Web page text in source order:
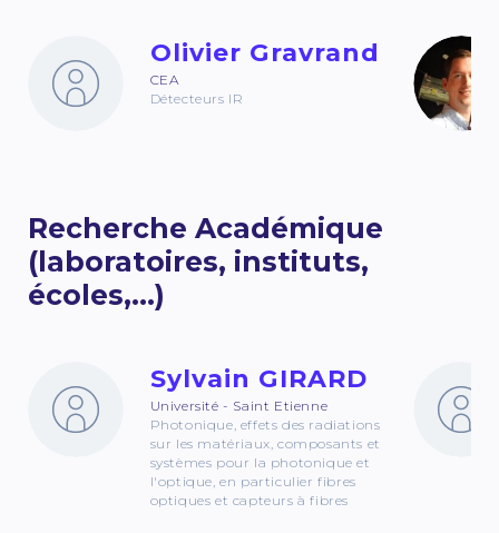
Olivier Gravrand
CEA
Détecteurs IR
Recherche Académique
(laboratoires, instituts,
écoles,...)
Sylvain GIRARD
Université - Saint Etienne
Photonique, effets des radiations
sur les matériaux, composants et
systèmes pour la photonique et
l'optique, en particulier fibres
optiques et capteurs à fibres